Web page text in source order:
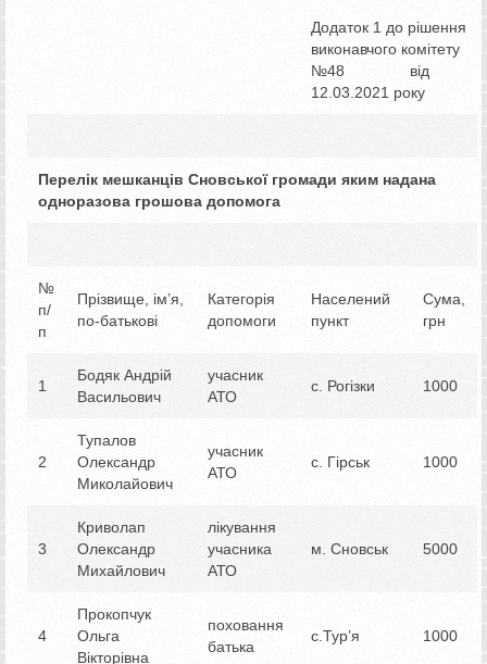
Додаток 1 до рішення
виконавчого комітету
№48 від
12.03.2021 року
Перелік мешканців Сновської громади яким надана
одноразова грошова допомога
№
п/
п
Прізвище, ім’я,
по-батькові
Категорія
допомоги
Населений
пункт
Сума,
грн
1
Бодяк Андрій
Васильович
учасник
АТО
с. Рогізки 1000
2
Тупалов
Олександр
Миколайович
учасник
АТО
с. Гірськ 1000
3
Криволап
Олександр
Михайлович
лікування
учасника
АТО
м. Сновськ 5000
4
Прокопчук
Ольга
Вікторівна
поховання
батька
с.Тур’я 1000